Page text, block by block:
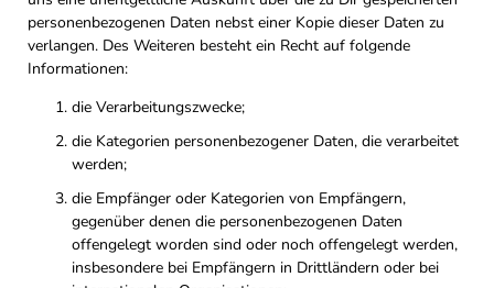
personenbezogenen Daten nebst einer Kopie dieser Daten zu
verlangen. Des Weiteren besteht ein Recht auf folgende
Informationen:
die Verarbeitungszwecke;
die Kategorien personenbezogener Daten, die verarbeitet
werden;
die Empfänger oder Kategorien von Empfängern,
gegenüber denen die personenbezogenen Daten
offengelegt worden sind oder noch offengelegt werden,
insbesondere bei Empfängern in Drittländern oder bei